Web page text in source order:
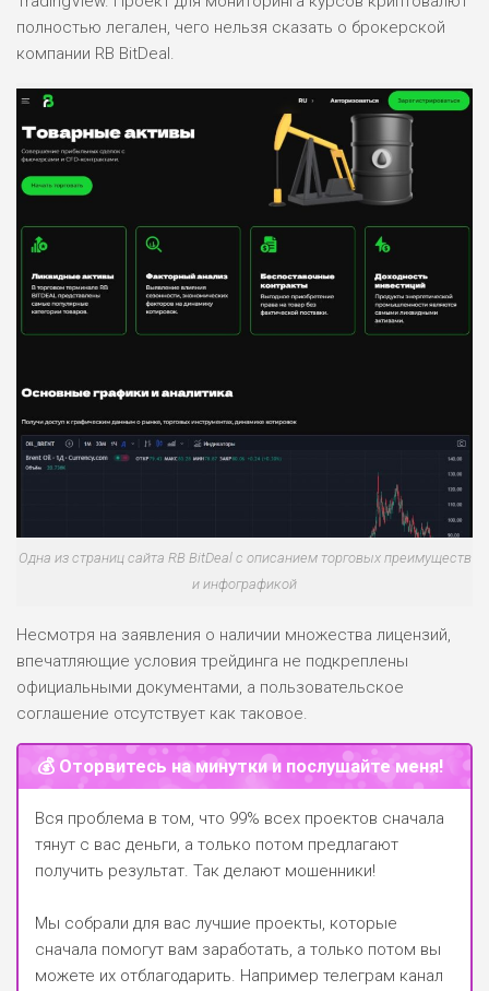
полностью легален, чего нельзя сказать о брокерской
компании RB BitDeal.
Одна из страниц сайта RB BitDeal с описанием торговых преимуществ
и инфографикой
Несмотря на заявления о наличии множества лицензий,
впечатляющие условия трейдинга не подкреплены
официальными документами, а пользовательское
соглашение отсутствует как таковое.
💰 Оторвитесь на минутки и послушайте меня!
Вся проблема в том, что 99% всех проектов сначала
тянут с вас деньги, а только потом предлагают
получить результат. Так делают мошенники!
Мы собрали для вас лучшие проекты, которые
сначала помогут вам заработать, а только потом вы
можете их отблагодарить. Например телеграм канал